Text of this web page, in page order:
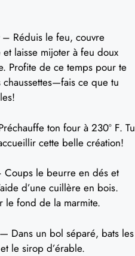
– Réduis le feu, couvre
laisse mijoter à feu doux
Profite de ce temps pour te
ce que tu
ton four à 230º F. Tu
cette belle création!
Coups le beurre en dés et
d’une cuillère en bois.
le fond de la marmite.
— Dans un bol séparé, bats les
le sirop d’érable.